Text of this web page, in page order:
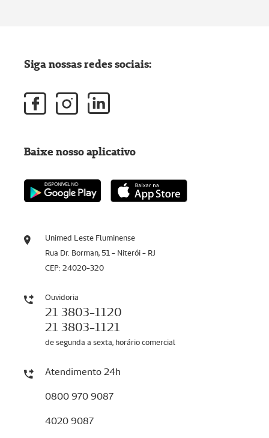
Unimed Leste Fluminense
Rua Dr. Borman, 51 - Niterói - RJ
CEP: 24020-320
Ouvidoria
21 3803-1120
21 3803-1121
de segunda a sexta, horário comercial
Atendimento 24h
0800 970 9087
4020 9087
Siga nossas redes sociais:
Baixe nosso aplicativo